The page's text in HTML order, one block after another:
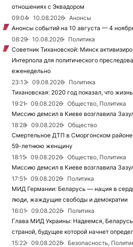
отношениях с Эквадором
09:04
10.08.2026
Анонсы
Анонсы событий на 10 августа — 4
08:29
10.08.2026
Политика
Советник Тихановской: Минск
Интерпола для политического
еженедельно
23:13
09.08.2026
Политика
Тихановская: 2020 год показал, что
19:21
09.08.2026
Общество, Политика
Миссию демсил в Киеве возглавила
18:28
09.08.2026
Общество
Смертельное ДТП в Сморгонском
59-летнюю женщину
18:15
09.08.2026
Общество, Политика
Миссию демсил в Киеве возглавила
17:51
09.08.2026
Политика
МИД Германии: Беларусь — нация в
люди, жаждущие свободы и демократии
16:01
09.08.2026
Политика
Глава МИД Украины: Надеемся, Беларусь
страной, будущее которой начнет
15:22
09.08.2026
Безопасность,